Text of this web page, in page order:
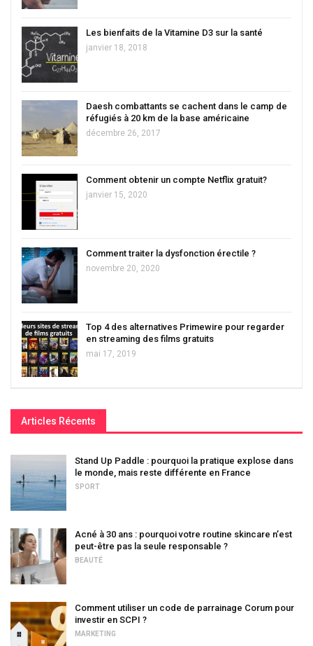
Les bienfaits de la Vitamine D3 sur la santé
janvier 18, 2018
Daesh combattants se cachent dans le camp de
réfugiés à 20 km de la base américaine
décembre 26, 2017
Comment obtenir un compte Netflix gratuit?
janvier 15, 2020
Comment traiter la dysfonction érectile ?
novembre 20, 2020
Top 4 des alternatives Primewire pour regarder
en streaming des films gratuits
mai 17, 2019
Articles Récents
Stand Up Paddle : pourquoi la pratique explose dans
le monde, mais reste différente en France
SPORT
Acné à 30 ans : pourquoi votre routine skincare n’est
peut-être pas la seule responsable ?
BEAUTÉ
Comment utiliser un code de parrainage Corum pour
investir en SCPI ?
MARKETING